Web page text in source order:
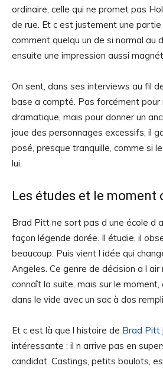
ordinaire, celle qui ne promet pas
de rue. Et c est justement une
comment quelqu un de si normal au
ensuite une impression aussi
On sent, dans ses interviews au fil
base a compté. Pas forcément pour
dramatique, mais pour donner un
joue des personnages excessifs, il
posé, presque tranquille, comme si
lui.
Les études et le moment
Brad Pitt ne sort pas d une école d
façon légende dorée. Il étudie, il
beaucoup. Puis vient l idée qui
Angeles. Ce genre de décision a l
connaît la suite, mais sur le
dans le vide avec un sac à dos
Et c est là que l histoire de Brad Pitt
intéressante : il n arrive pas en
candidat. Castings, petits boulots,